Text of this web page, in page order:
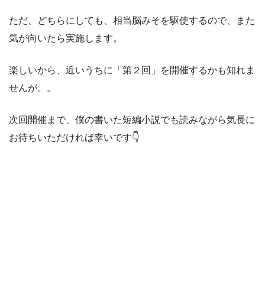
ただ、どちらにしても、相当脳みそを駆使するので、また
気が向いたら実施します。
楽しいから、近いうちに「第２回」を開催するかも知れま
せんが。。
次回開催まで、僕の書いた短編小説でも読みながら気長に
お待ちいただければ幸いです👇